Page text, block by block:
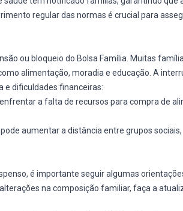
regular das normas é crucial para
ou bloqueio do Bolsa Família. Muitas
alimentação, moradia e educação. A
e dificuldades financeiras:
a falta de recursos para compra de
aumentar a distância entre grupos sociais,
é importante seguir algumas
na composição familiar, faça a